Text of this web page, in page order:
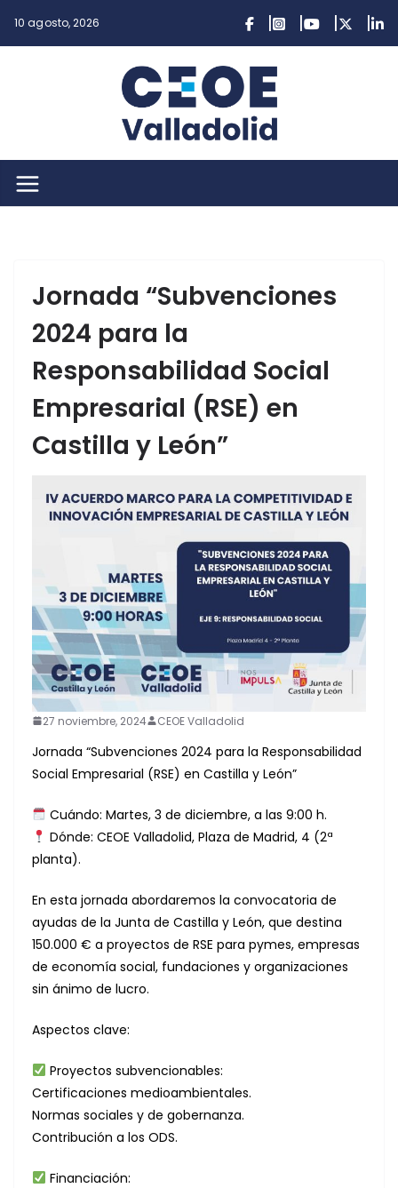
10 agosto, 2026
Jornada “Subvenciones
2024 para la
Responsabilidad Social
Empresarial (RSE) en
Castilla y León”
27 noviembre, 2024 CEOE Valladolid
Jornada “Subvenciones 2024 para la Responsabilidad
Social Empresarial (RSE) en Castilla y León”
Cuándo: Martes, 3 de diciembre, a las 9:00 h.
Dónde: CEOE Valladolid, Plaza de Madrid, 4 (2ª
planta).
En esta jornada abordaremos la convocatoria de
ayudas de la Junta de Castilla y León, que destina
150.000 € a proyectos de RSE para pymes, empresas
de economía social, fundaciones y organizaciones
sin ánimo de lucro.
Aspectos clave:
Proyectos subvencionables:
Certificaciones medioambientales.
Normas sociales y de gobernanza.
Contribución a los ODS.
Financiación: